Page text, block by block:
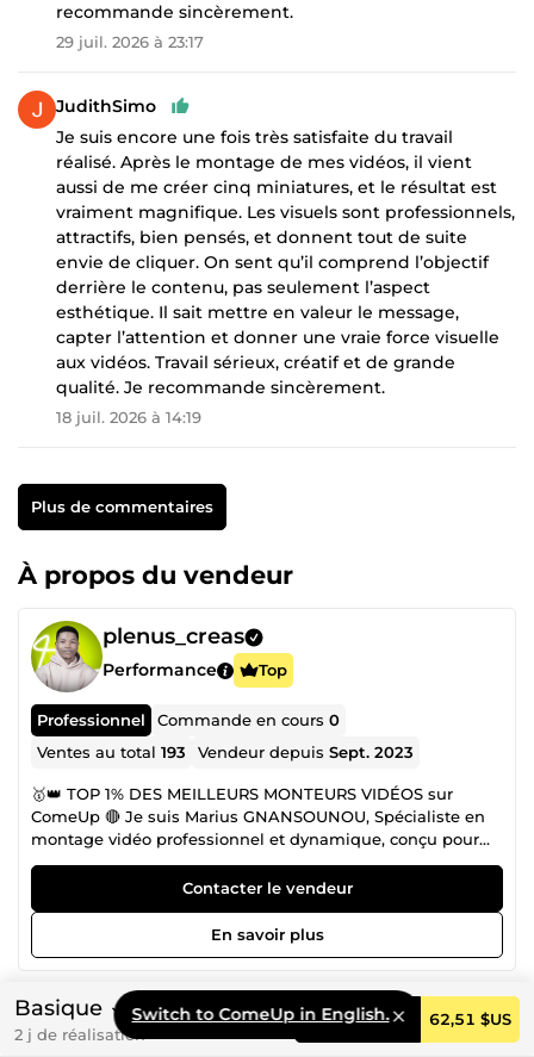
Basique
2 j de réalisation
Commander 62,51 $US
recommande sincèrement.
29 juil. 2026 à 23:17
JudithSimo
Je suis encore une fois très satisfaite du travail
réalisé. Après le montage de mes vidéos, il vient
aussi de me créer cinq miniatures, et le résultat est
vraiment magnifique. Les visuels sont professionnels,
attractifs, bien pensés, et donnent tout de suite
envie de cliquer. On sent qu’il comprend l’objectif
derrière le contenu, pas seulement l’aspect
esthétique. Il sait mettre en valeur le message,
capter l’attention et donner une vraie force visuelle
aux vidéos. Travail sérieux, créatif et de grande
qualité. Je recommande sincèrement.
18 juil. 2026 à 14:19
Plus de commentaires
À propos du vendeur
plenus_creas
Performance Top
Professionnel Commande en cours0
Ventes au total193 Vendeur depuisSept. 2023
🥇👑 TOP 1% DES MEILLEURS MONTEURS VIDÉOS sur
ComeUp 🔴 Je suis Marius GNANSOUNOU, Spécialiste en
montage vidéo professionnel et dynamique, conçu pour
captiver et convertir: YouTube, Réels, VSL, et Publicitaires
(Ads) . ➤ Avec mon équipe Plenus Creas, nous
accompagnons les entrepreneurs à construire une
présence solide sur YouTube et à générer 4X plus de
clients chaque mois. ✅ +150 entrepreneurs accompagnés
depuis 2018 Vous êtes Entrepreneur, Coach, ou Youtubeur ?
Vous cherchez à inspirer confiance et inciter à l'action
grâce à des vidéos dynamiques et stratégiques qui vont
capter l’attention et convertir vos prospects ? Ou des
Contacter le vendeur
En savoir plus
Switch to ComeUp in English.